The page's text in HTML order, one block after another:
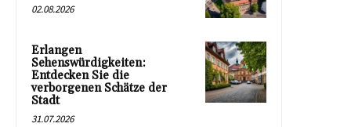
02.08.2026
Erlangen
Sehenswürdigkeiten:
Entdecken Sie die
verborgenen Schätze der
Stadt
31.07.2026